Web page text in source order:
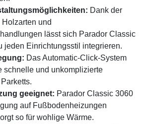
Dank der
und
lässt sich Parador Classic
jeden Einrichtungsstil integrieren.
Das Automatic-Click-System
schnelle und unkomplizierte
geeignet: Parador Classic 3060
auf Fußbodenheizungen
so für wohlige Wärme.